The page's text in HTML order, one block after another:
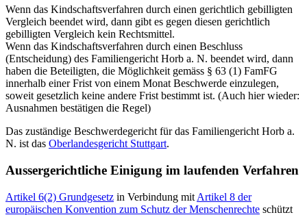
Wenn das Kindschaftsverfahren durch einen gerichtlich gebilligten
Vergleich beendet wird, dann gibt es gegen diesen gerichtlich
gebilligten Vergleich kein Rechtsmittel.
Wenn das Kindschaftsverfahren durch einen Beschluss
(Entscheidung) des Familiengericht Horb a. N. beendet wird, dann
haben die Beteiligten, die Möglichkeit gemäss § 63 (1) FamFG
innerhalb einer Frist von einem Monat Beschwerde einzulegen,
soweit gesetzlich keine andere Frist bestimmt ist. (Auch hier wieder:
Ausnahmen bestätigen die Regel)
Das zuständige Beschwerdegericht für das Familiengericht Horb a.
N. ist das Oberlandesgericht Stuttgart.
Aussergerichtliche Einigung im laufenden Verfahren
Artikel 6(2) Grundgesetz in Verbindung mit Artikel 8 der
europäischen Konvention zum Schutz der Menschenrechte schützt